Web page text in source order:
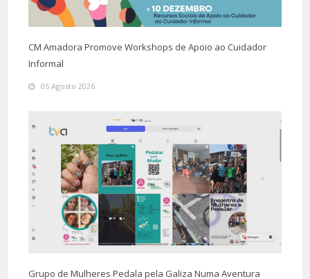
CM Amadora Promove Workshops de Apoio ao Cuidador
Informal
05 Agosto 2026
Grupo de Mulheres Pedala pela Galiza Numa Aventura